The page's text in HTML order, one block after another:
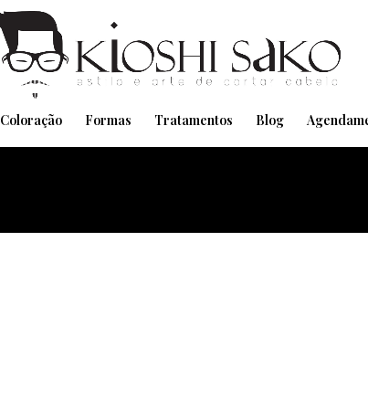
Coloração Formas Tratamentos Blog
Pensando em transformar seu Visual??
Agende pelo Whatsapp